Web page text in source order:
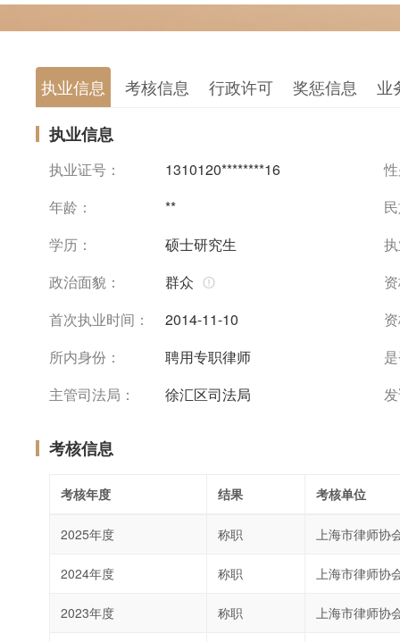
执业信息 考核信息 行政许可 奖惩信息 业
执业信息
执业证号： 1310120********16
年龄：
**
学历：
硕士研究生
政治面貌：
群众
首次执业时间：
2014-11-10
所内身份：
聘用专职律师
主管司法局：
徐汇区司法局
考核信息
考核年度 结果 考核单位
2025年度 称职 上海市律师协
2024年度 称职 上海市律师协
2023年度 称职 上海市律师协